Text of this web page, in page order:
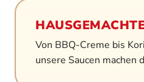
Von BBQ-Creme bis
unsere Saucen machen